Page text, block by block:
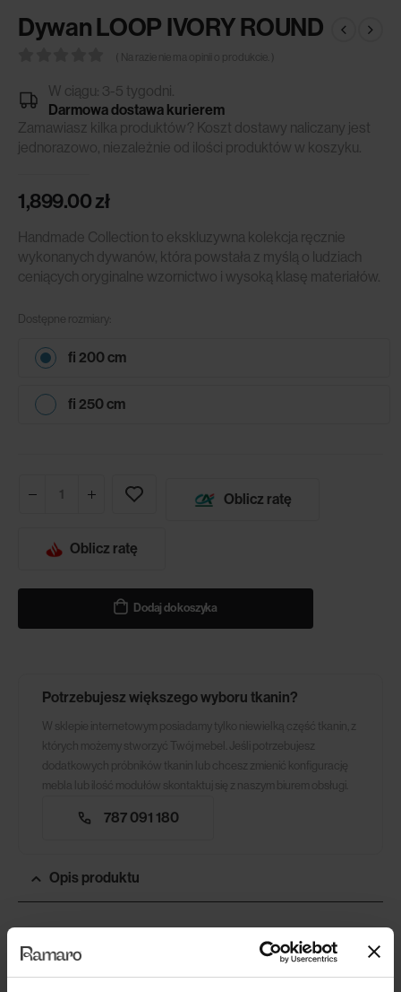
Dywan LOOP IVORY ROUND
( Na razie nie ma opinii o produkcie. )
W ciągu: 3-5 tygodni.
Darmowa dostawa kurierem
Zamawiasz kilka produktów? Koszt dostawy naliczany jest
jednorazowo, niezależnie od ilości produktów w koszyku.
1,899.00zł
Handmade Collection to ekskluzywna kolekcja ręcznie
wykonanych dywanów, która powstała z myślą o ludziach
ceniących oryginalne wzornictwo i wysoką klasę materiałów.
Dostępne rozmiary:
fi 200 cm
fi 250 cm
Oblicz ratę
Oblicz ratę
Dodaj do koszyka
Potrzebujesz większego wyboru tkanin?
W sklepie internetowym posiadamy tylko niewielką część tkanin, z
których możemy stworzyć Twój mebel. Jeśli potrzebujesz
dodatkowych próbników tkanin lub chcesz zmienić konfigurację
mebla lub ilość modułów skontaktuj się z naszym biurem obsługi.
787 091 180
Opis produktu
fi 200 cm, fi 250 cm.